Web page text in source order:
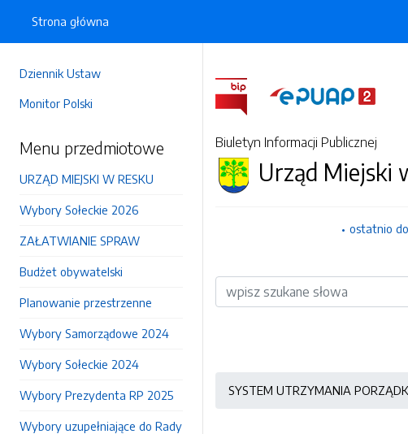
Dziennik Ustaw
Monitor Polski
Menu przedmiotowe
URZĄD MIEJSKI W RESKU
Wybory Sołeckie 2026
ZAŁATWIANIE SPRAW
Budżet obywatelski
Planowanie przestrzenne
Wybory Samorządowe 2024
Wybory Sołeckie 2024
Wybory Prezydenta RP 2025
Wybory uzupełniające do Rady
Strona główna
Biuletyn Informacji Publicznej
Urząd Miejski
ostatnio
Wyszukiwarka
SYSTEM UTRZYMANIA